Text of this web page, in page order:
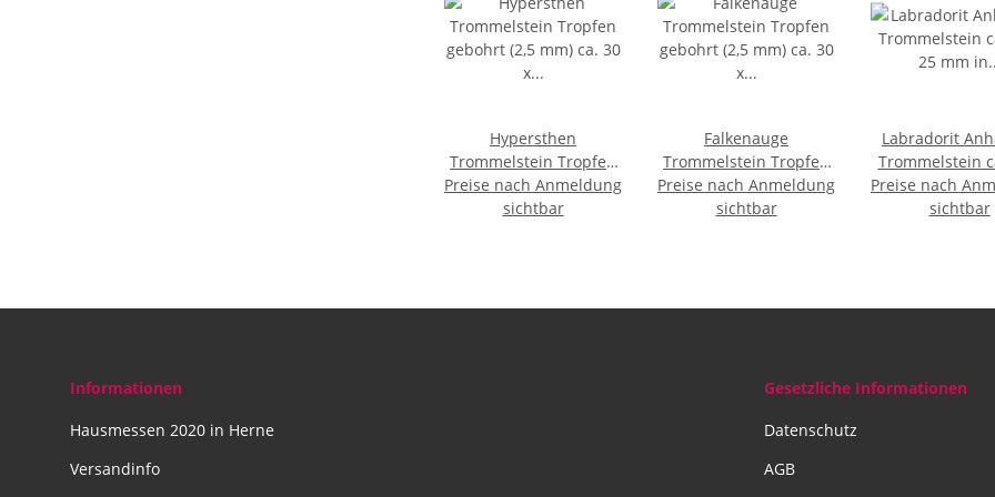
Hypersthen
Trommelstein Tropfen
gebohrt (2,5 mm) ca. 30
x 20 mm Anhänger
Preise nach Anmeldung
sichtbar
Falkenauge
Trommelstein Tropfen
gebohrt (2,5 mm) ca. 30
x 20 mm Anhänger
Preise nach Anmeldung
sichtbar
Labradorit
Trommelstein
25 mm in
mit silberf.
Preise nach
sichtbar
Informationen
Hausmessen 2020 in Herne
Versandinfo
Gesetzliche Informationen
Datenschutz
AGB